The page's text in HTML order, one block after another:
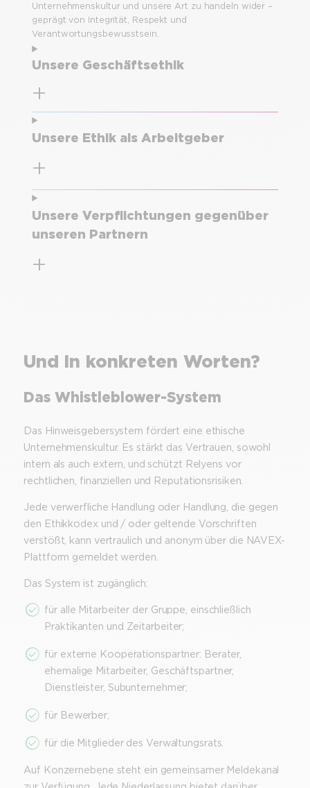
Unternehmenskultur und unsere Art zu handeln wider –
geprägt von Integrität, Respekt und
Verantwortungsbewusstsein.
Unsere Geschäftsethik
Unsere Ethik als Arbeitgeber
Unsere Verpflichtungen gegenüber
unseren Partnern
Und in konkreten Worten?
Das Whistleblower-System
Das Hinweisgebersystem fördert eine ethische
Unternehmenskultur. Es stärkt das Vertrauen, sowohl
intern als auch extern, und schützt Relyens vor
rechtlichen, finanziellen und Reputationsrisiken.
Jede verwerfliche Handlung oder Handlung, die gegen
den Ethikkodex und / oder geltende Vorschriften
verstößt, kann vertraulich und anonym über die NAVEX-
Plattform gemeldet werden.
Das System ist zugänglich:
für alle Mitarbeiter der Gruppe, einschließlich
Praktikanten und Zeitarbeiter;
für externe Kooperationspartner: Berater,
ehemalige Mitarbeiter, Geschäftspartner,
Dienstleister, Subunternehmer;
für Bewerber;
für die Mitglieder des Verwaltungsrats.
Auf Konzernebene steht ein gemeinsamer Meldekanal